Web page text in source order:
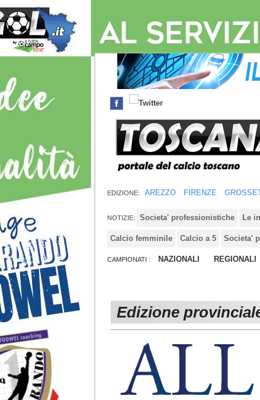
EDIZIONE: AREZZO FIRENZE
NOTIZIE: Societa' professionistiche Le
Calcio femminile Calcio a 5 Societa'
CAMPIONATI : NAZIONALI REGIONALI
Edizione